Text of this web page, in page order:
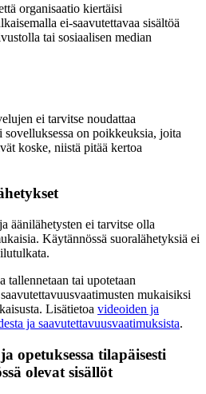
organisaatio kiertäisi
ei-saavutettavaa sisältöä
tai sosiaalisen median
ei tarvitse noudattaa
on poikkeuksia, joita
koske, niistä pitää kertoa
äänilähetysten ei tarvitse olla
Käytännössä suoralähetyksiä ei
tallennetaan tai upotetaan
mukaisiksi
Lisätietoa videoiden ja
ja saavutettavuusvaatimuksista.
opetuksessa tilapäisesti
olevat sisällöt